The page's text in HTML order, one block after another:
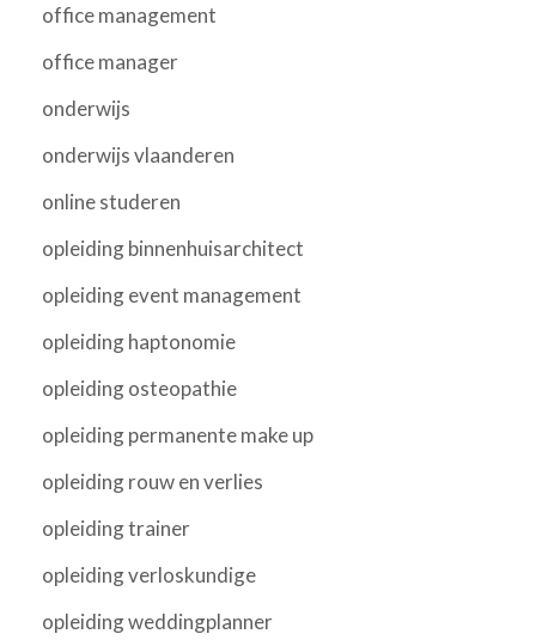
office management
office manager
onderwijs
onderwijs vlaanderen
online studeren
opleiding binnenhuisarchitect
opleiding event management
opleiding haptonomie
opleiding osteopathie
opleiding permanente make up
opleiding rouw en verlies
opleiding trainer
opleiding verloskundige
opleiding weddingplanner